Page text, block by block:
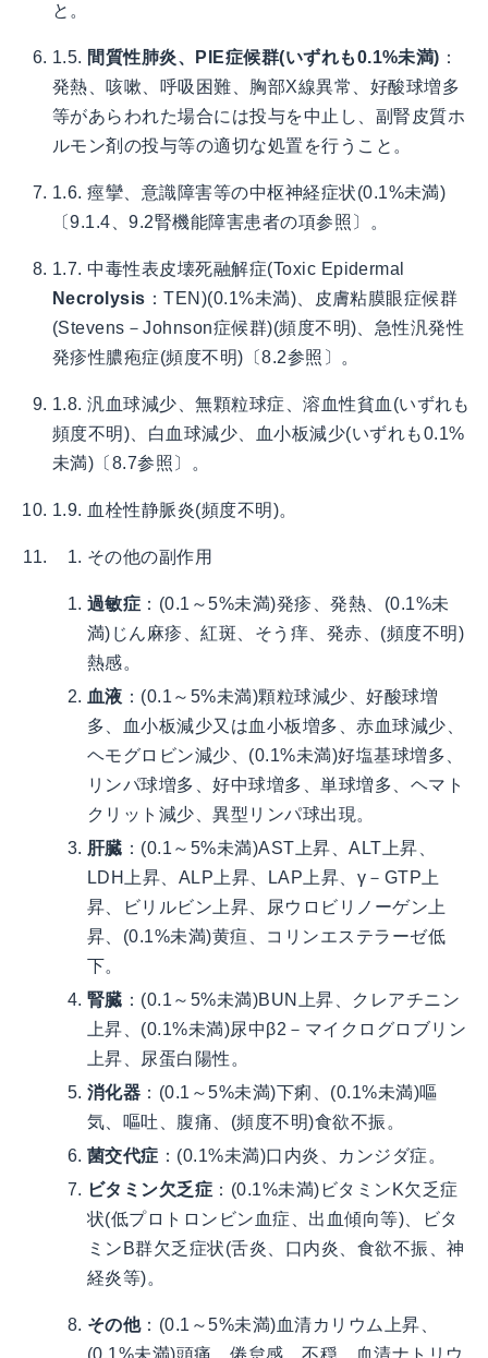
と。
1.5. 間質性肺炎、PIE症候群(いずれも0.1%未満) ：
発熱、咳嗽、呼吸困難、胸部X線異常、好酸球増多
等があらわれた場合には投与を中止し、副腎皮質ホ
ルモン剤の投与等の適切な処置を行うこと。
1.6. 痙攣、意識障害等の中枢神経症状(0.1%未満)
〔9.1.4、9.2腎機能障害患者の項参照〕。
1.7. 中毒性表皮壊死融解症(Toxic Epidermal
Necrolysis ：TEN)(0.1%未満)、皮膚粘膜眼症候群
(Stevens－Johnson症候群)(頻度不明)、急性汎発性
発疹性膿疱症(頻度不明)〔8.2参照〕。
1.8. 汎血球減少、無顆粒球症、溶血性貧血(いずれも
頻度不明)、白血球減少、血小板減少(いずれも0.1%
未満)〔8.7参照〕。
1.9. 血栓性静脈炎(頻度不明)。
その他の副作用
過敏症 ：(0.1～5%未満)発疹、発熱、(0.1%未
満)じん麻疹、紅斑、そう痒、発赤、(頻度不明)
熱感。
血液 ：(0.1～5%未満)顆粒球減少、好酸球増
多、血小板減少又は血小板増多、赤血球減少、
ヘモグロビン減少、(0.1%未満)好塩基球増多、
リンパ球増多、好中球増多、単球増多、ヘマト
クリット減少、異型リンパ球出現。
肝臓 ：(0.1～5%未満)AST上昇、ALT上昇、
LDH上昇、ALP上昇、LAP上昇、γ－GTP上
昇、ビリルビン上昇、尿ウロビリノーゲン上
昇、(0.1%未満)黄疸、コリンエステラーゼ低
下。
腎臓 ：(0.1～5%未満)BUN上昇、クレアチニン
上昇、(0.1%未満)尿中β2－マイクログロブリン
上昇、尿蛋白陽性。
消化器 ：(0.1～5%未満)下痢、(0.1%未満)嘔
気、嘔吐、腹痛、(頻度不明)食欲不振。
菌交代症 ：(0.1%未満)口内炎、カンジダ症。
ビタミン欠乏症 ：(0.1%未満)ビタミンK欠乏症
状(低プロトロンビン血症、出血傾向等)、ビタ
ミンB群欠乏症状(舌炎、口内炎、食欲不振、神
経炎等)。
その他：(0.1～5%未満)血清カリウム上昇、